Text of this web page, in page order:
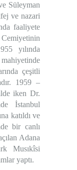
Süleyman
ve nazari
faaliyete
yılında
çeşitli
1959 –
iken Dr.
İstanbul
katıldı ve
bir canlı
Adana
Musıkîsi
yaptı.